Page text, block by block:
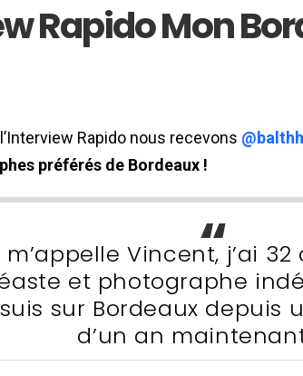
Rapido Mon
Rapido nous recevons
préférés de Bordeaux !
m’appelle Vincent, j’ai 32
et photographe
sur Bordeaux depuis
d’un an